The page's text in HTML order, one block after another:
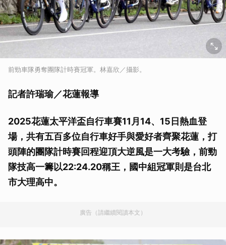
前勁車隊勇奪團隊計時賽冠軍。林嘉欣／攝影。
記者許瑞瑜／花蓮報導
2025花蓮太平洋盃自行車賽11月14、15日熱血登
場，共有五百多位自行車好手與愛好者齊聚花蓮，打
頭陣的團隊計時賽回程迎頂大逆風是一大考驗，前勁
隊技高一籌以22:24.20稱王，國中組冠軍則是台北
市大理高中。
廣告（請繼續閱讀本文）